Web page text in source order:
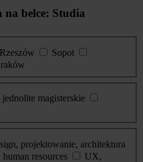
belce: Studia
Rzeszów
Sopot
jednolite magisterskie
projektowanie, architektura
human resources
UX,